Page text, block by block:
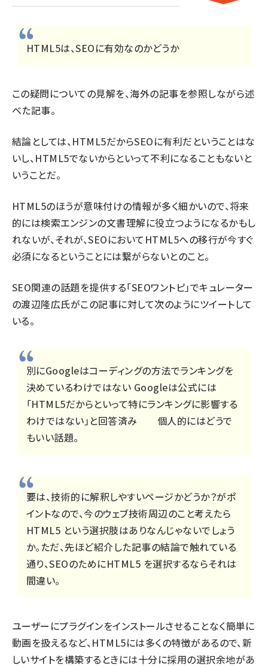
HTML5は、SEOに有効なのかどうか
この疑問についての見解を、海外の記事を参照しながら述
べた記事。
結論としては、HTML5だからSEOに有利だということはな
いし、HTML5でないからといって不利になることもないと
いうことだ。
HTML5のほうが意味付けの情報が多く細かいので、将来
的には検索エンジンの文書理解に役立つようになるかもし
れないが、それが、SEOにおいてHTML5への移行が今すぐ
必須になるということには繋がらないとのこと。
SEO関連の話題を提供する「SEOワントピ」でキュレーター
の渡辺隆広氏がこの記事に対して次のようにツイートして
いる。
別にGoogleはコーディングの方法でランキングを
決めているわけではない Googleは公式には
「HTML5だからといって特にランキングに影響する
わけではない」と回答済み 個人的にはどうで
もいい話題。
要は、技術的に解釈しやすいページかどうか？がポ
イントなので、今のウェブ技術周辺のこと考えたら
HTML5 という選択肢はありなんじゃないでしょう
か。ただ、先ほど紹介した記事の結論で触れている
通り、SEOのためにHTML5 を選択するならそれは
間違い。
ユーザーにプラグインをインストールさせることなく簡単に
動画を扱えるなど、HTML5には多くの特徴があるので、新
しいサイトを構築するときには十分に採用の選択余地があ